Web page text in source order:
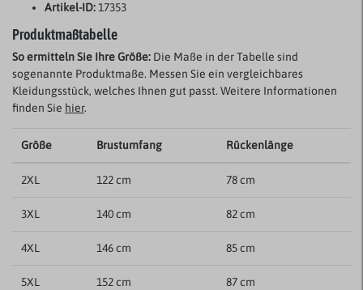
Artikel-ID:17353
Produktmaßtabelle
So ermitteln Sie Ihre Größe: Die Maße in der Tabelle sind
sogenannte Produktmaße. Messen Sie ein vergleichbares
Kleidungsstück, welches Ihnen gut passt. Weitere Informationen
finden Sie hier.
Größe Brustumfang Rückenlänge
2XL 122 cm 78 cm
3XL 140 cm 82 cm
4XL 146 cm 85 cm
5XL 152 cm 87 cm